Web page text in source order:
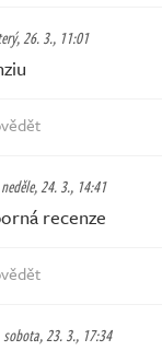
26. 3., 11:01
neděle, 24. 3., 14:41
recenze
sobota, 23. 3., 17:34